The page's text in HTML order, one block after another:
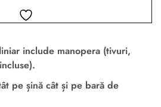
include manopera (tivuri,
pe șină cât și pe bară de